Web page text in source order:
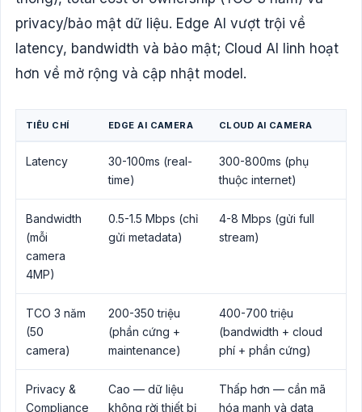
privacy/bảo mật dữ liệu. Edge AI vượt trội về
latency, bandwidth và bảo mật; Cloud AI linh hoạt
hơn về mở rộng và cập nhật model.
TIÊU CHÍ EDGE AI CAMERA CLOUD AI CAMERA
Latency
30-100ms (real-
time)
300-800ms (phụ
thuộc internet)
Bandwidth
(mỗi
camera
4MP)
0.5-1.5 Mbps (chỉ
gửi metadata)
4-8 Mbps (gửi full
stream)
TCO 3 năm
(50
camera)
200-350 triệu
(phần cứng +
maintenance)
400-700 triệu
(bandwidth + cloud
phí + phần cứng)
Privacy &
Compliance
Cao — dữ liệu
không rời thiết bị
Thấp hơn — cần mã
hóa mạnh và data